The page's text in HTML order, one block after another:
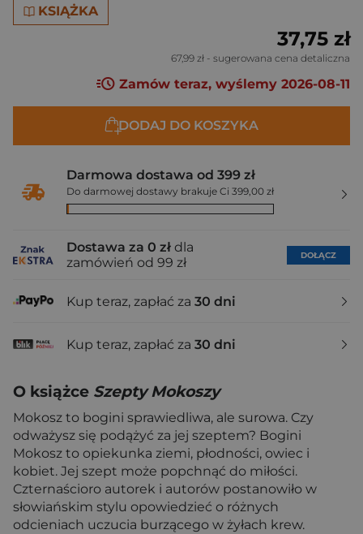
KSIĄŻKA
37,75 zł
67,99 zł - sugerowana cena detaliczna
Zamów teraz, wyślemy 2026-08-11
DODAJ DO KOSZYKA
Darmowa dostawa od 399 zł
Do darmowej dostawy brakuje Ci 399,00 zł
Dostawa za 0 zł dla
zamówień od 99 zł
DOŁĄCZ
Kup teraz, zapłać za 30 dni
Kup teraz, zapłać za 30 dni
O książce Szepty Mokoszy
Mokosz to bogini sprawiedliwa, ale surowa. Czy
odważysz się podążyć za jej szeptem? Bogini
Mokosz to opiekunka ziemi, płodności, owiec i
kobiet. Jej szept może popchnąć do miłości.
Czternaścioro autorek i autorów postanowiło w
słowiańskim stylu opowiedzieć o różnych
odcieniach uczucia burzącego w żyłach krew.